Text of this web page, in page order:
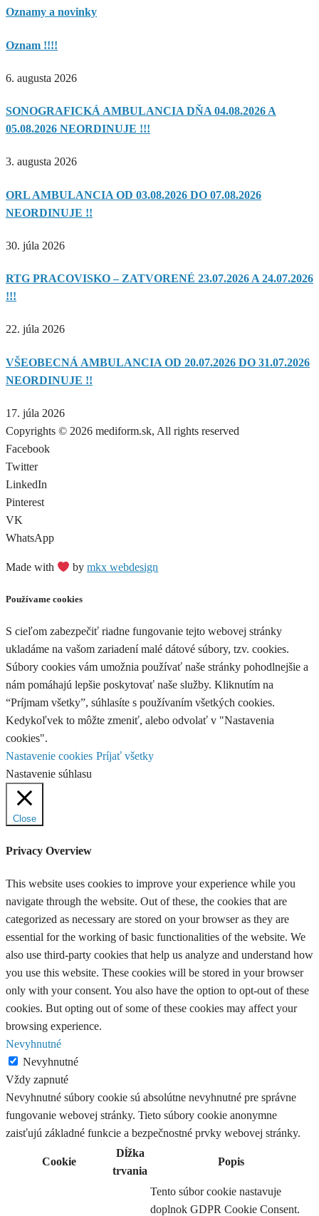
Oznamy a novinky
Oznam !!!!
6. augusta 2026
SONOGRAFICKÁ AMBULANCIA DŇA 04.08.2026 A
05.08.2026 NEORDINUJE !!!
3. augusta 2026
ORL AMBULANCIA OD 03.08.2026 DO 07.08.2026
NEORDINUJE !!
30. júla 2026
RTG PRACOVISKO – ZATVORENÉ 23.07.2026 A 24.07.2026
!!!
22. júla 2026
VŠEOBECNÁ AMBULANCIA OD 20.07.2026 DO 31.07.2026
NEORDINUJE !!
17. júla 2026
Copyrights © 2026 mediform.sk, All rights reserved​
Facebook
Twitter
LinkedIn
Pinterest
VK
WhatsApp
Made with bymkx webdesign
Používame cookies
S cieľom zabezpečiť riadne fungovanie tejto webovej stránky
ukladáme na vašom zariadení malé dátové súbory, tzv. cookies.
Súbory cookies vám umožnia používať naše stránky pohodlnejšie a
nám pomáhajú lepšie poskytovať naše služby. Kliknutím na
“Príjmam všetky”, súhlasíte s používaním všetkých cookies.
Kedykoľvek to môžte zmeniť, alebo odvolať v "Nastavenia
cookies".
Nastavenie cookies Príjať všetky
Nastavenie súhlasu
Close
Privacy Overview
This website uses cookies to improve your experience while you
navigate through the website. Out of these, the cookies that are
categorized as necessary are stored on your browser as they are
essential for the working of basic functionalities of the website. We
also use third-party cookies that help us analyze and understand how
you use this website. These cookies will be stored in your browser
only with your consent. You also have the option to opt-out of these
cookies. But opting out of some of these cookies may affect your
browsing experience.
Nevyhnutné
Nevyhnutné
Vždy zapnuté
Nevyhnutné súbory cookie sú absolútne nevyhnutné pre správne
fungovanie webovej stránky. Tieto súbory cookie anonymne
zaisťujú základné funkcie a bezpečnostné prvky webovej stránky.
Cookie
Dĺžka
trvania
Popis
Tento súbor cookie nastavuje
doplnok GDPR Cookie Consent.